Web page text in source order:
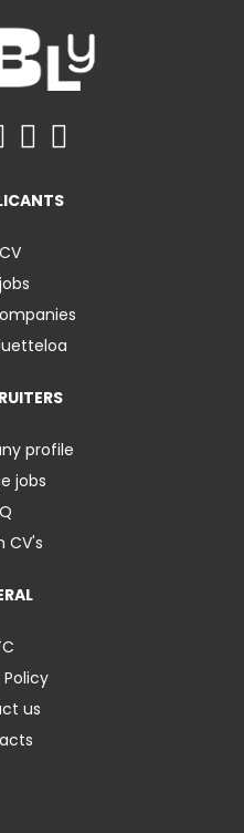
profile
jobs
CV's
us